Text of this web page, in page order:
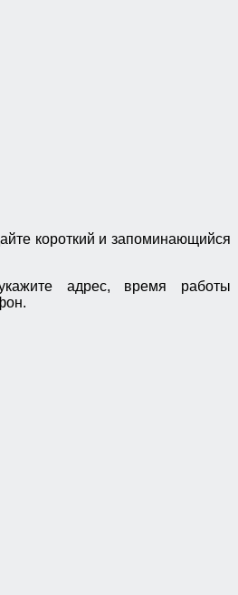
короткий и запоминающийся
адрес, время работы